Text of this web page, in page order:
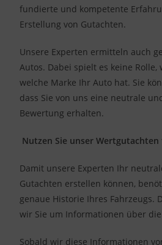
fundierte und kompetente
Erstellung von Gutachten.
Unsere Experten ermitteln auch
Autos. Dabei spielt es keine Rolle,
welche Marke Ihr Auto hat. Sie
dass Sie von uns eine neutrale
Bewertung erhalten.
Nutzen Sie unser
Damit unsere Experten Ihr
Gutachten erstellen können,
genaue Historie Ihres Fahrzeugs.
wir Sie um Informationen über
Sobald wir diese Informationen